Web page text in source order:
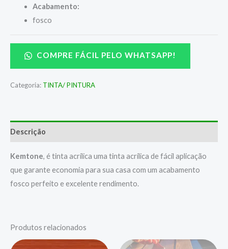
Acabamento:
fosco
COMPRE FÁCIL PELO WHATSAPP!
Categoria: TINTA/ PINTURA
Descrição
Kemtone, é tinta acrílica uma tinta acrílica de fácil aplicação
que garante economia para sua casa com um acabamento
fosco perfeito e excelente rendimento.
Produtos relacionados